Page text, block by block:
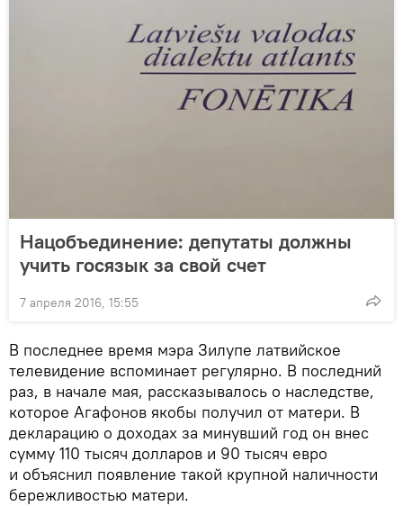
Нацобъединение: депутаты должны
учить госязык за свой счет
7 апреля 2016, 15:55
В последнее время мэра Зилупе латвийское
телевидение вспоминает регулярно. В последний
раз, в начале мая, рассказывалось о наследстве,
которое Агафонов якобы получил от матери. В
декларацию о доходах за минувший год он внес
сумму 110 тысяч долларов и 90 тысяч евро
и объяснил появление такой крупной наличности
бережливостью матери.